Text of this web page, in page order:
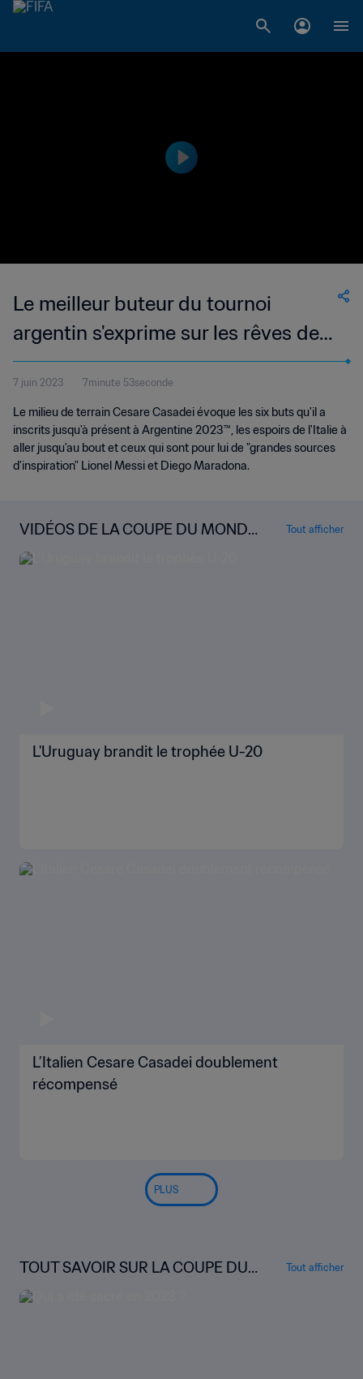
Le meilleur buteur du tournoi
argentin s'exprime sur les rêves de
victoire finale italiens
7 juin 2023 7minute 53seconde
Le milieu de terrain Cesare Casadei évoque les six buts qu'il a
inscrits jusqu'à présent à Argentine 2023™, les espoirs de l'Italie à
aller jusqu'au bout et ceux qui sont pour lui de "grandes sources
d'inspiration" Lionel Messi et Diego Maradona.
VIDÉOS DE LA COUPE DU MONDE
U-20 DE LA FIFA
Tout afficher
L'Uruguay brandit le trophée U-20
L’Italien Cesare Casadei doublement
récompensé
PLUS
TOUT SAVOIR SUR LA COUPE DU
MONDE U-20 DE LA FIFA
Tout afficher